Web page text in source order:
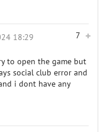
7
18:29
to open the game but
social club error and
i dont have any